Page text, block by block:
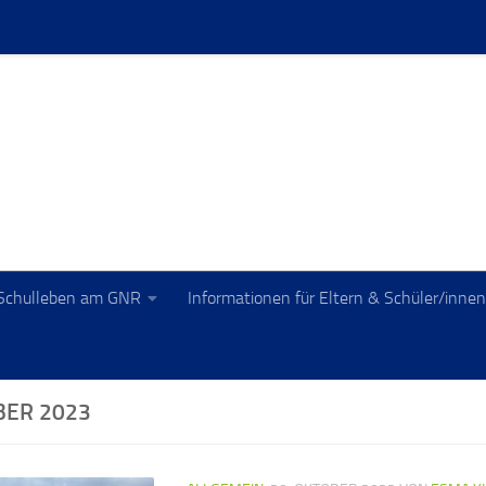
am GNR Informationen für Eltern & Schüler/innen
2023